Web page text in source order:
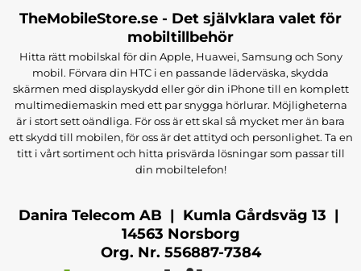
TheMobileStore.se - Det självklara valet för
mobiltillbehör
Hitta rätt mobilskal för din Apple, Huawei, Samsung och Sony
mobil. Förvara din HTC i en passande läderväska, skydda
skärmen med displayskydd eller gör din iPhone till en komplett
multimediemaskin med ett par snygga hörlurar. Möjligheterna
är i stort sett oändliga. För oss är ett skal så mycket mer än bara
ett skydd till mobilen, för oss är det attityd och personlighet. Ta en
titt i vårt sortiment och hitta prisvärda lösningar som passar till
din mobiltelefon!
Danira Telecom AB | Kumla Gårdsväg 13 |
14563 Norsborg
Org. Nr. 556887-7384